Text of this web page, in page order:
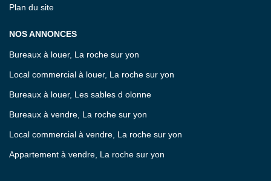
Plan du site
NOS ANNONCES
Bureaux à louer, La roche sur yon
Local commercial à louer, La roche sur yon
Bureaux à louer, Les sables d olonne
Bureaux à vendre, La roche sur yon
Local commercial à vendre, La roche sur yon
Appartement à vendre, La roche sur yon